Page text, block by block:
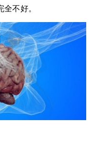
不好。